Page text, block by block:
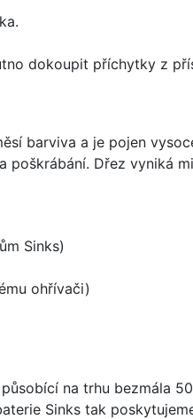
dokoupit příchytky z
barviva a je pojen
Dřez vyniká
Sinks)
ohřívači)
na trhu bezmála
Sinks tak